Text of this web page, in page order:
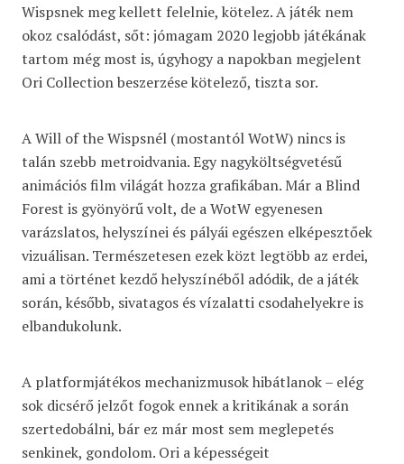
Wispsnek meg kellett felelnie, kötelez. A játék nem
okoz csalódást, sőt: jómagam 2020 legjobb játékának
tartom még most is, úgyhogy a napokban megjelent
Ori Collection beszerzése kötelező, tiszta sor.
A Will of the Wispsnél (mostantól WotW) nincs is
talán szebb metroidvania. Egy nagyköltségvetésű
animációs film világát hozza grafikában. Már a Blind
Forest is gyönyörű volt, de a WotW egyenesen
varázslatos, helyszínei és pályái egészen elképesztőek
vizuálisan. Természetesen ezek közt legtöbb az erdei,
ami a történet kezdő helyszínéből adódik, de a játék
során, később, sivatagos és vízalatti csodahelyekre is
elbandukolunk.
A platformjátékos mechanizmusok hibátlanok – elég
sok dicsérő jelzőt fogok ennek a kritikának a során
szertedobálni, bár ez már most sem meglepetés
senkinek, gondolom. Ori a képességeit